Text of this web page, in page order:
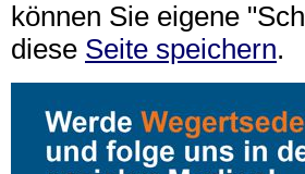
können Sie eigene
diese Seite speichern.